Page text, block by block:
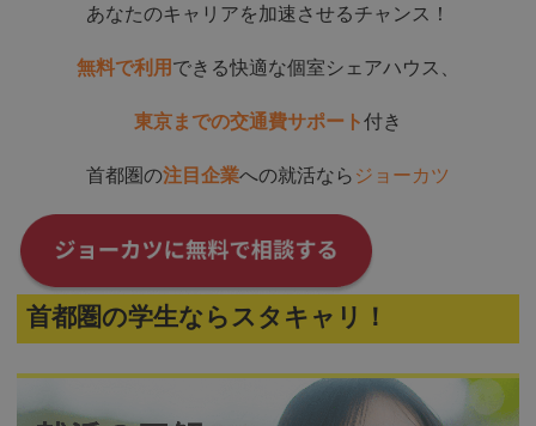
あなたのキャリアを加速させるチャンス！
無料で利用 できる快適な個室シェアハウス、
東京までの交通費サポート付き
首都圏の注目企業への就活なら ジョーカツ
首都圏の学生ならスタキャリ！